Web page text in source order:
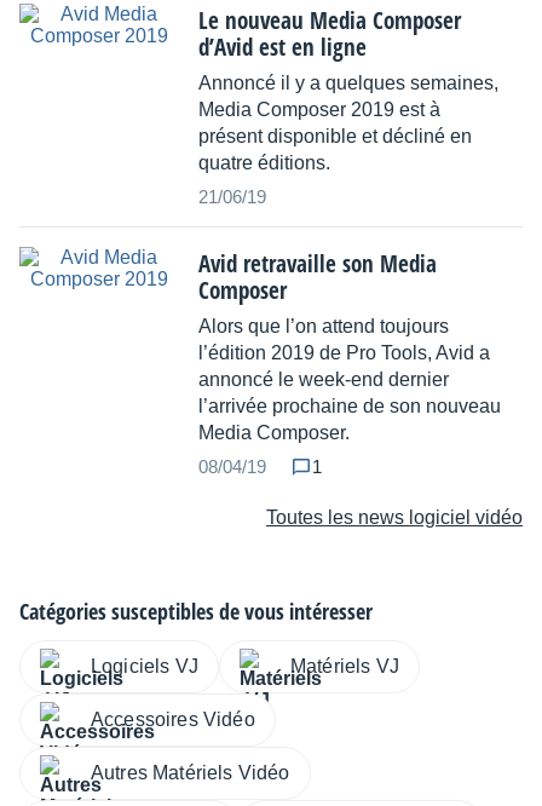
Le nouveau Media Composer
d’Avid est en ligne
Annoncé il y a quelques semaines,
Media Composer 2019 est à
présent disponible et décliné en
quatre éditions.
21/06/19
Avid retravaille son Media
Composer
Alors que l’on attend toujours
l’édition 2019 de Pro Tools, Avid a
annoncé le week-end dernier
l’arrivée prochaine de son nouveau
Media Composer.
08/04/19
1
Toutes les news logiciel vidéo
Catégories susceptibles de vous intéresser
Logiciels VJ Matériels VJ
Accessoires Vidéo
Autres Matériels Vidéo